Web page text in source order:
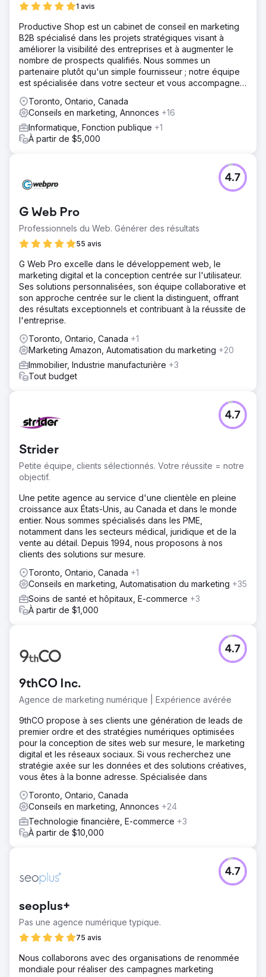
1 avis
Productive Shop est un cabinet de conseil en marketing
B2B spécialisé dans les projets stratégiques visant à
améliorer la visibilité des entreprises et à augmenter le
nombre de prospects qualifiés. Nous sommes un
partenaire plutôt qu'un simple fournisseur ; notre équipe
est spécialisée dans votre secteur et vous accompagne
Toronto, Ontario, Canada
Conseils en marketing, Annonces +16
Informatique, Fonction publique +1
À partir de $5,000
G Web Pro
Professionnels du Web. Générer des résultats
55 avis
4.7
G Web Pro excelle dans le développement web, le
marketing digital et la conception centrée sur l'utilisateur.
Ses solutions personnalisées, son équipe collaborative et
son approche centrée sur le client la distinguent, offrant
des résultats exceptionnels et contribuant à la réussite de
l'entreprise.
Toronto, Ontario, Canada +1
Marketing Amazon, Automatisation du marketing +20
Immobilier, Industrie manufacturière +3
Tout budget
Strider
Petite équipe, clients sélectionnés. Votre réussite = notre
objectif.
4.7
Une petite agence au service d'une clientèle en pleine
croissance aux États-Unis, au Canada et dans le monde
entier. Nous sommes spécialisés dans les PME,
notamment dans les secteurs médical, juridique et de la
vente au détail. Depuis 1994, nous proposons à nos
clients des solutions sur mesure.
Toronto, Ontario, Canada +1
Conseils en marketing, Automatisation du marketing +35
Soins de santé et hôpitaux, E-commerce +3
À partir de $1,000
9thCO Inc.
Agence de marketing numérique | Expérience avérée
4.7
9thCO propose à ses clients une génération de leads de
premier ordre et des stratégies numériques optimisées
pour la conception de sites web sur mesure, le marketing
digital et les réseaux sociaux. Si vous recherchez une
stratégie axée sur les données et des solutions créatives,
vous êtes à la bonne adresse. Spécialisée dans
Toronto, Ontario, Canada
Conseils en marketing, Annonces +24
Technologie financière, E-commerce +3
À partir de $10,000
seoplus+
Pas une agence numérique typique.
75 avis
4.7
Nous collaborons avec des organisations de renommée
mondiale pour réaliser des campagnes marketing